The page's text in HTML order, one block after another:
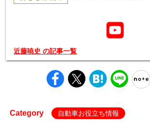
近藤暁史 の記事一覧
Category 自動車お役立ち情報